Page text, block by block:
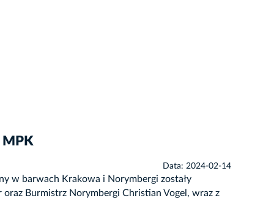
MPK
Data: 2024-02-14
w barwach Krakowa i Norymbergi zostały
Burmistrz Norymbergi Christian Vogel, wraz z